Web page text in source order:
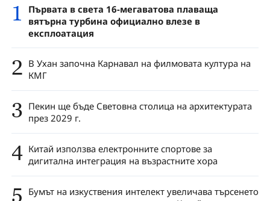
1
Първата в света 16-мегаватова плаваща
вятърна турбина официално влезе в
експлоатация
2 В Ухан започна Карнавал на филмовата култура на
КМГ
3 Пекин ще бъде Световна столица на архитектурата
през 2029 г.
4 Китай използва електронните спортове за
дигитална интеграция на възрастните хора
5 Бумът на изкуствения интелект увеличава търсенето